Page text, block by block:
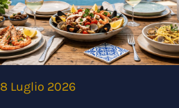
8 Luglio 2026